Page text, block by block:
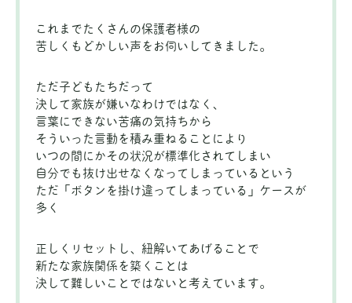
これまでたくさんの保護者様の
苦しくもどかしい声をお伺いしてきました。
ただ子どもたちだって
決して家族が嫌いなわけではなく、
言葉にできない苦痛の気持ちから
そういった言動を積み重ねることにより
いつの間にかその状況が標準化されてしまい
自分でも抜け出せなくなってしまっているという
ただ「ボタンを掛け違ってしまっている」ケースが
多く
正しくリセットし、紐解いてあげることで
新たな家族関係を築くことは
決して難しいことではないと考えています。